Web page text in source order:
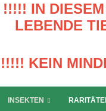
!!!!! IN
LEBENDE
!!!!! KEIN
INSEKTEN